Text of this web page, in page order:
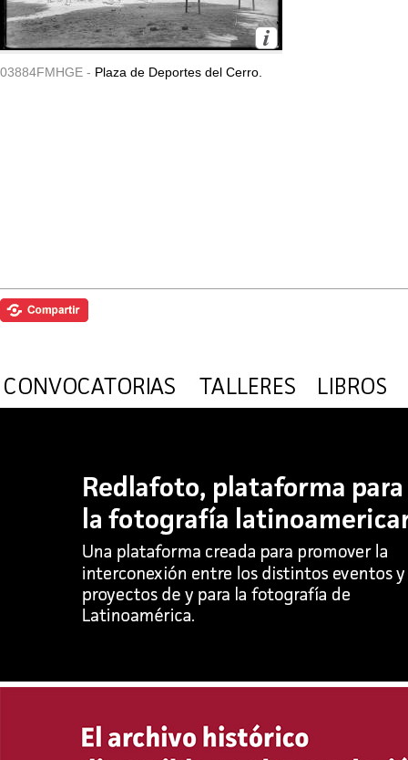
03884FMHGE - Plaza de Deportes del Cerro.